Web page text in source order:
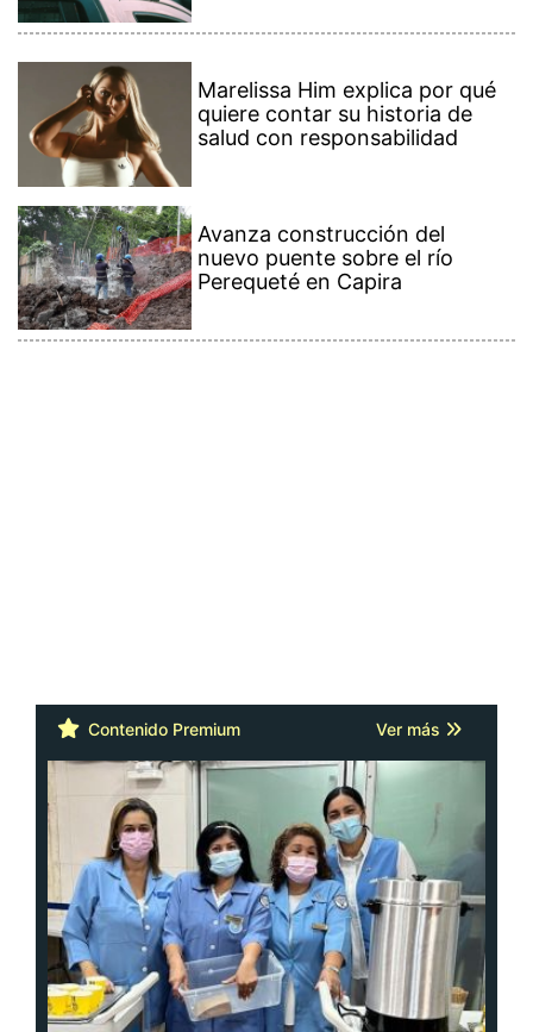
Marelissa Him explica por qué
quiere contar su historia de
salud con responsabilidad
Avanza construcción del
nuevo puente sobre el río
Perequeté en Capira
Contenido Premium Ver más